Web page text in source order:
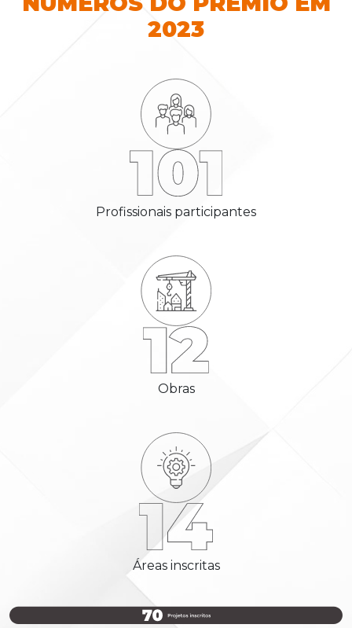
2023
Profissionais participantes
Obras
Áreas inscritas